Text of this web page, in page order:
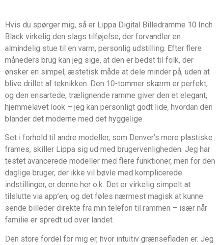
Hvis du spørger mig, så er Lippa Digital Billedramme 10 Inch
Black virkelig den slags tilføjelse, der forvandler en
almindelig stue til en varm, personlig udstilling. Efter flere
måneders brug kan jeg sige, at den er bedst til folk, der
ønsker en simpel, æstetisk måde at dele minder på, uden at
blive drillet af teknikken. Den 10-tommer skærm er perfekt,
og den ensartede, trælignende ramme giver den et elegant,
hjemmelavet look – jeg kan personligt godt lide, hvordan den
blander det moderne med det hyggelige.
Set i forhold til andre modeller, som Denver’s mere plastiske
frames, skiller Lippa sig ud med brugervenligheden. Jeg har
testet avancerede modeller med flere funktioner, men for den
daglige bruger, der ikke vil bøvle med komplicerede
indstillinger, er denne her o.k. Det er virkelig simpelt at
tilslutte via app’en, og det føles nærmest magisk at kunne
sende billeder direkte fra min telefon til rammen – især når
familie er spredt ud over landet.
Den store fordel for mig er, hvor intuitiv grænsefladen er. Jeg